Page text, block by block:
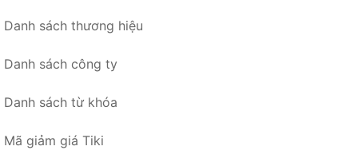
Danh sách thương hiệu
Danh sách công ty
Danh sách từ khóa
Mã giảm giá Tiki